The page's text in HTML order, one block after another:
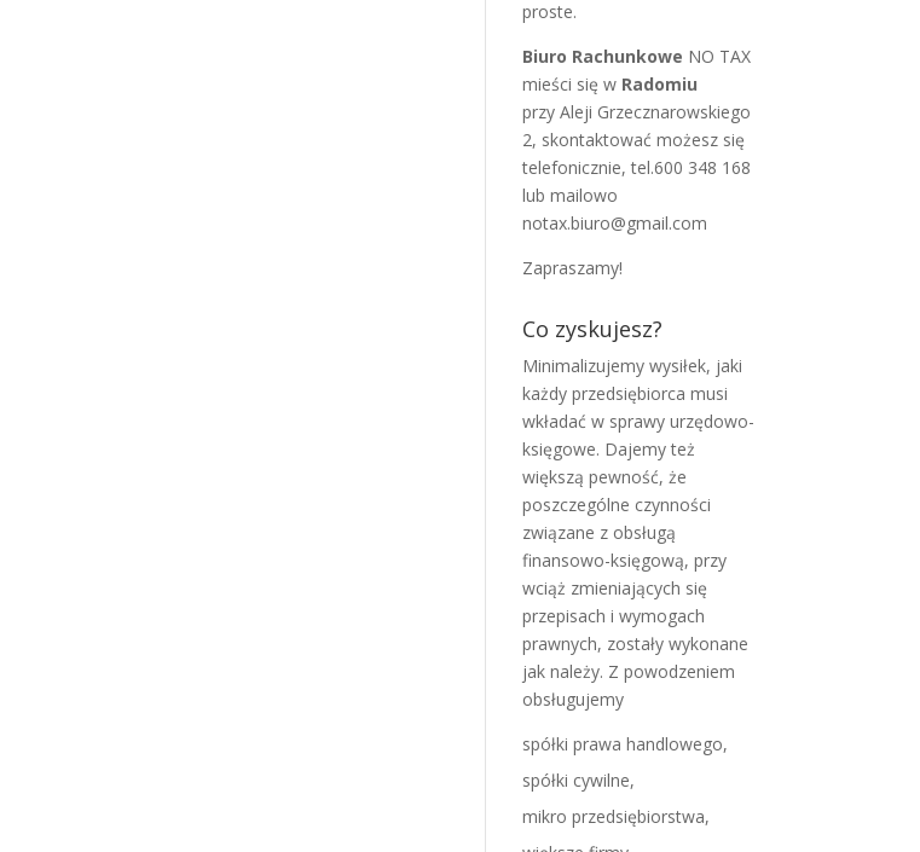
proste.
Biuro Rachunkowe NO TAX
mieści się w Radomiu
przy Aleji Grzecznarowskiego
2, skontaktować możesz się
telefonicznie, tel.600 348 168
lub mailowo
notax.biuro@gmail.com
Zapraszamy!
Co zyskujesz?
Minimalizujemy wysiłek, jaki
każdy przedsiębiorca musi
wkładać w sprawy urzędowo-
księgowe. Dajemy też
większą pewność, że
poszczególne czynności
związane z obsługą
finansowo-księgową, przy
wciąż zmieniających się
przepisach i wymogach
prawnych, zostały wykonane
jak należy. Z powodzeniem
obsługujemy
spółki prawa handlowego,
spółki cywilne,
mikro przedsiębiorstwa,